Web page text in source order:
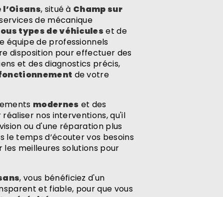
l’Oisans, situé à Champ sur
de mécanique
types de véhicules et de
équipe de professionnels
disposition pour effectuer des
et des diagnostics précis,
de votre
modernes et des
nos interventions, qu'il
ou d'une réparation plus
le temps d’écouter vos besoins
les meilleures solutions pour
, vous bénéficiez d'un
et fiable, pour que vous